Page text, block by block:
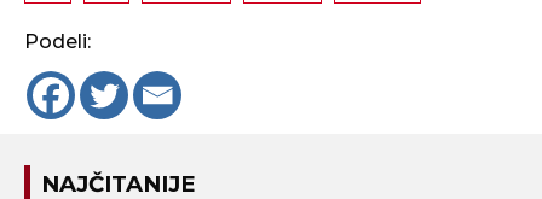
Podeli:
NAJČITANIJE